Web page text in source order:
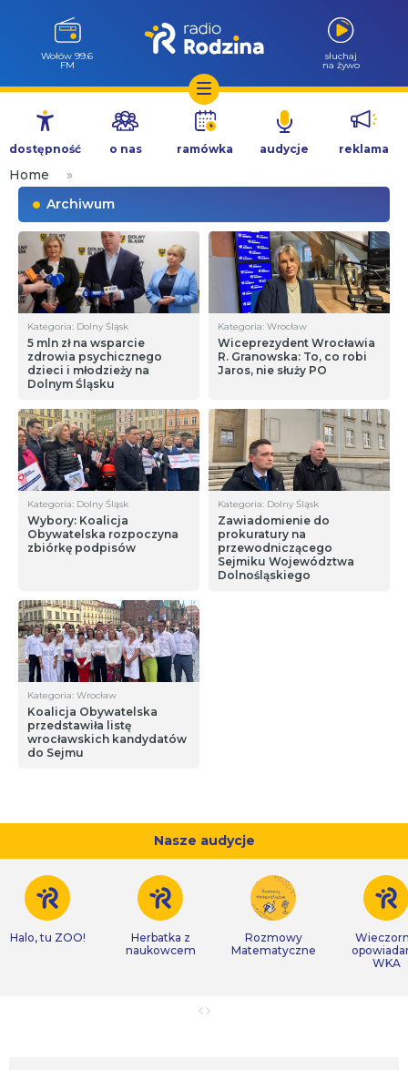
Przejdź
treści
Wołów 99.6
FM
słuchaj
na żywo
dostępność o nas ramówka audycje reklama
Home
»
Archiwum
Kategoria: Dolny Śląsk
5 mln zł na wsparcie
zdrowia psychicznego
dzieci i młodzieży na
Dolnym Śląsku
Kategoria: Wrocław
Wiceprezydent Wrocławia
R. Granowska: To, co robi
Jaros, nie służy PO
Kategoria: Dolny Śląsk
Wybory: Koalicja
Obywatelska rozpoczyna
zbiórkę podpisów
Kategoria: Dolny Śląsk
Zawiadomienie do
prokuratury na
przewodniczącego
Sejmiku Województwa
Dolnośląskiego
Kategoria: Wrocław
Koalicja Obywatelska
przedstawiła listę
wrocławskich kandydatów
do Sejmu
Nasze audycje
Halo, tu ZOO!
Herbatka z
naukowcem
Rozmowy
Matematyczne
WKA